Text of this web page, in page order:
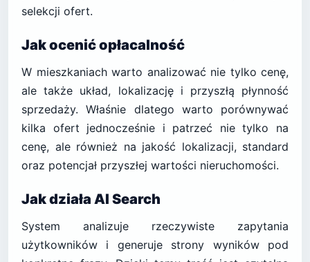
selekcji ofert.
Jak ocenić opłacalność
W mieszkaniach warto analizować nie tylko cenę,
ale także układ, lokalizację i przyszłą płynność
sprzedaży. Właśnie dlatego warto porównywać
kilka ofert jednocześnie i patrzeć nie tylko na
cenę, ale również na jakość lokalizacji, standard
oraz potencjał przyszłej wartości nieruchomości.
Jak działa AI Search
System analizuje rzeczywiste zapytania
użytkowników i generuje strony wyników pod